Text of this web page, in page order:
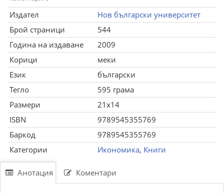
Издател
Нов български университет
Брой страници
544
Година на издаване
2009
Корици
меки
Език
български
Тегло
595 грама
Размери
21x14
ISBN
9789545355769
Баркод
9789545355769
Категории
Икономика, Книги
Анотация Коментари